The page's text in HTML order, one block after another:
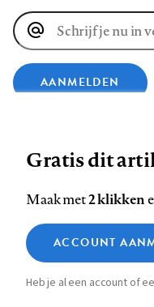
E-
mailadres
AANMELDEN
op
Facebook
op
LinkedIn
op
Bluesky
Footer
Contact Colofon
Gratis dit
Maak met2 klikken
ACCOUNT
Heb je al een account of
Zie onze cookie policy
Analytische cookies
Marketing cookies